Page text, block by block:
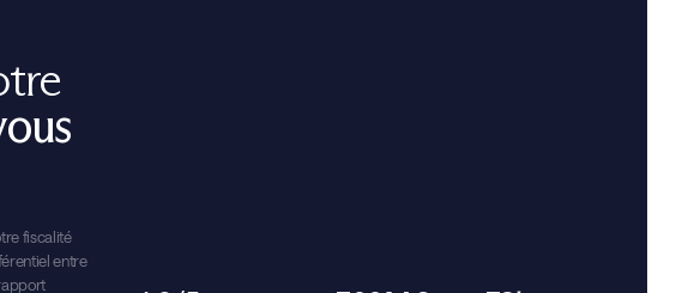
fiscalité
entre